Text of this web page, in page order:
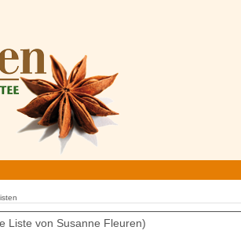
Liste von Susanne Fleuren)